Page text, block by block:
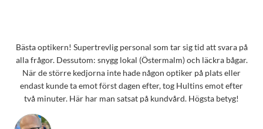
Bästa optikern! Supertrevlig personal som tar sig tid att svara på
alla frågor. Dessutom: snygg lokal (Östermalm) och läckra bågar.
När de större kedjorna inte hade någon optiker på plats eller
endast kunde ta emot först dagen efter, tog Hultins emot efter
två minuter. Här har man satsat på kundvård. Högsta betyg!